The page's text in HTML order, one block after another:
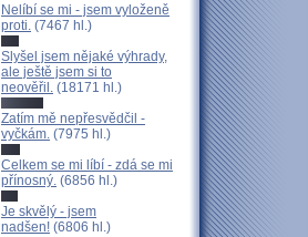
Nelíbí se mi - jsem vyloženě
proti. (7467 hl.)
Slyšel jsem nějaké výhrady,
ale ještě jsem si to
neověřil. (18171 hl.)
Zatím mě nepřesvědčil -
vyčkám. (7975 hl.)
Celkem se mi líbí - zdá se mi
přínosný. (6856 hl.)
Je skvělý - jsem
nadšen! (6806 hl.)